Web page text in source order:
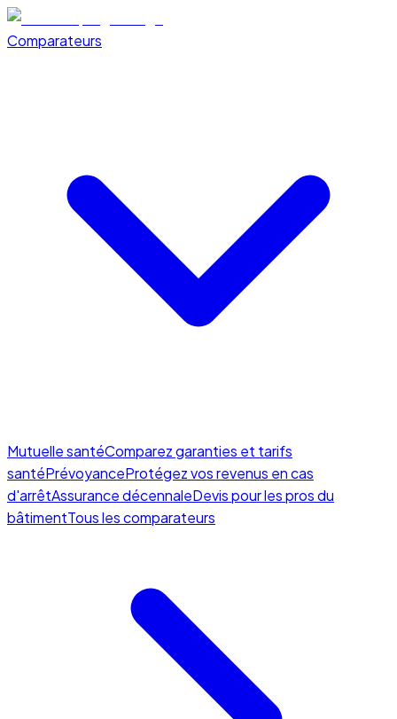
Comparateurs
Mutuelle santéComparez garanties et tarifs
santéPrévoyanceProtégez vos revenus en cas
d'arrêtAssurance décennaleDevis pour les pros du
bâtimentTous les comparateurs